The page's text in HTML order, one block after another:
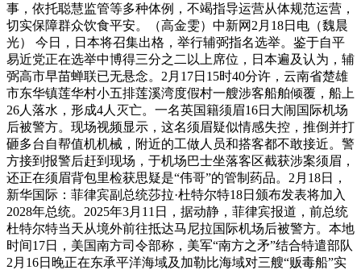
事，依托聪慧监管等多种体例，不竭指导运营从体规范运营，
切实保障群众饮食平安。（高金雯）中新网2月18日电（魏晨
光） 今日，日本将召集出格，举行辅弼指名选举。鉴于自平
易近党正在选举中博得三分之二以上席位，日本遍及认为，辅
弼高市早苗蝉联已无悬念。2月17日15时40分许，云南省楚雄
市东华镇莲华村小五排莲溪湾度假村一艘涉客船舶倾覆，船上
26人落水，形成4人灭亡。一名英国籍须眉16日大闹国际机场
后被警方。现场视频显示，这名须眉疑似情感失控，推倒并打
砸多台自帮值机机械，附近的工做人员和搭客都不敢接近。警
方接到报警后赶到现场，于机场巴士坐落客区截获涉案须眉，
还正在须眉背包里检获思疑是“伟哥”的管制药品。2月18日，
新华国际：菲律宾副总统莎拉·杜特尔特18日颁布发表将加入
2028年总统。2025年3月11日，据动静，菲律宾报道，前总统
杜特尔特当天从境外前往抵达马尼拉国际机场后被警方。本地
时间17日，美国南方司令部称，美军“南方之矛”结合特遣部队
2月16日晚正在东承平洋海域及加勒比海域对三艘“贩毒船”实